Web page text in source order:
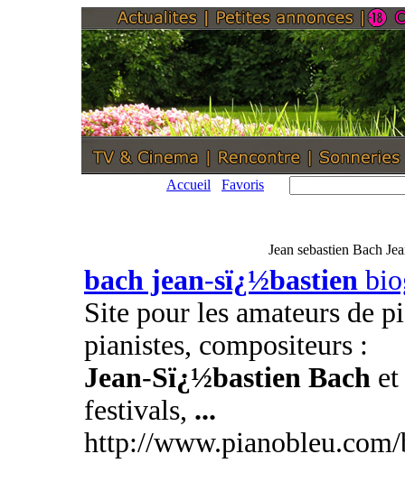
Accueil Favoris
Jean sebastien Bach
bach jean-sï¿½bastien
Site pour les amateurs de
pianistes, compositeurs :
Jean-Sï¿½bastien Bach
festivals, ...
http://